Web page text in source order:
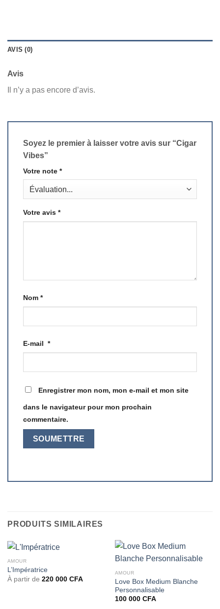
AVIS (0)
Avis
Il n’y a pas encore d’avis.
Soyez le premier à laisser votre avis sur “Cigar
Vibes”
Votre note *
Votre avis *
Nom *
E-mail *
Enregistrer mon nom, mon e-mail et mon site
dans le navigateur pour mon prochain
commentaire.
PRODUITS SIMILAIRES
AMOUR
L’Impératrice
À partir de 220 000 CFA
AMOUR
Love Box Medium Blanche
Personnalisable
100 000 CFA